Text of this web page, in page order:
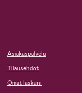
Asiakaspalvelu
Tilausehdot
Omat laskuni